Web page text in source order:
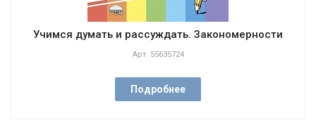
Учимся думать и рассуждать. Закономерности
Арт. 55635724
Подробнее